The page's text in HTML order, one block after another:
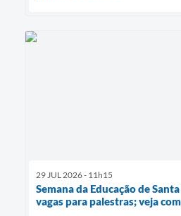
29 JUL 2026 - 11h15
Semana da Educação de
vagas para palestras; veja